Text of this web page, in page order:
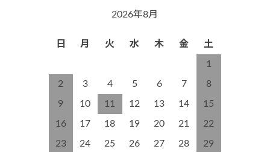
2026年8月
日 月 火 水 木 金 土
1
2 3 4 5 6 7 8
9 10 11 12 13 14 15
16 17 18 19 20 21 22
23 24 25 26 27 28 29